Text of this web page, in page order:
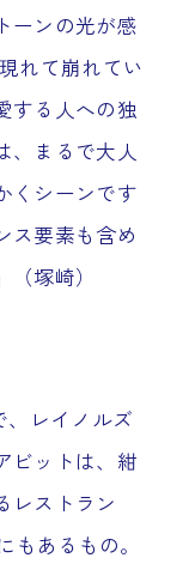
ーンの光が感
れて崩れてい
する人への独
、まるで大人
くシーンです
ス要素も含め
塚崎）
、レイノルズ
ビットは、紺
レストラン
もあるもの。